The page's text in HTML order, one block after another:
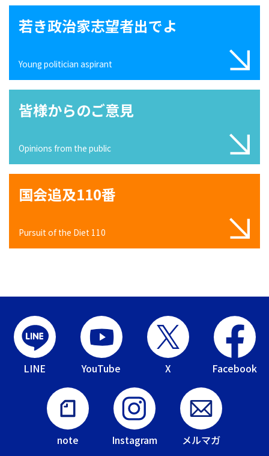
若き政治家志望者出でよ
Young politician aspirant
皆様からのご意見
Opinions from the public
国会追及110番
Pursuit of the Diet 110
LINE YouTube X Facebook
note Instagram メルマガ